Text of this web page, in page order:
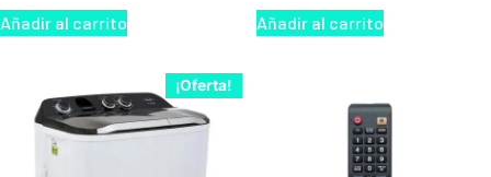
Añadir al carrito Añadir al carrito
¡Oferta!